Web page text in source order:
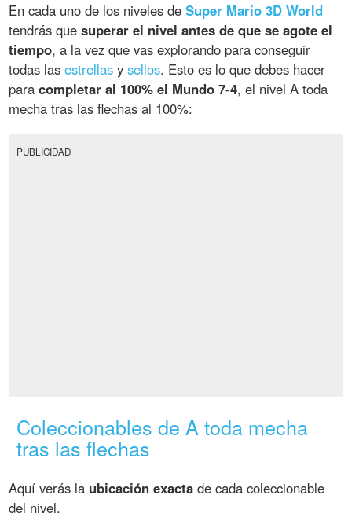
En cada uno de los niveles deSuper Mario 3D World
tendrás quesuperar el nivel antes de que se agote el
tiempo, a la vez que vas explorando para conseguir
todas lasestrellas ysellos. Esto es lo que debes hacer
paracompletar al 100% el Mundo 7-4, el nivel A toda
mecha tras las flechas al 100%:
PUBLICIDAD
Coleccionables de A toda mecha
tras las flechas
Aquí verás la ubicación exacta de cada coleccionable
del nivel.